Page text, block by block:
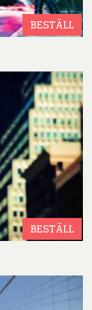
BESTÄLL
BESTÄLL